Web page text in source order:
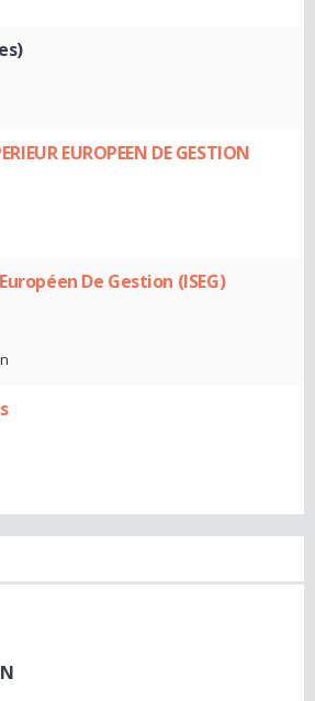
EUROPEEN DE GESTION
De Gestion (ISEG)